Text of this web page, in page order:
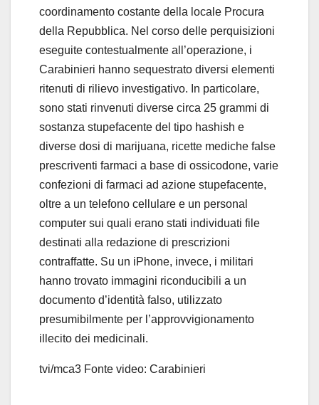
d
e
o
coordinamento costante della locale Procura
della Repubblica. Nel corso delle perquisizioni
eseguite contestualmente all’operazione, i
Carabinieri hanno sequestrato diversi elementi
ritenuti di rilievo investigativo. In particolare,
sono stati rinvenuti diverse circa 25 grammi di
sostanza stupefacente del tipo hashish e
diverse dosi di marijuana, ricette mediche false
prescriventi farmaci a base di ossicodone, varie
confezioni di farmaci ad azione stupefacente,
oltre a un telefono cellulare e un personal
computer sui quali erano stati individuati file
destinati alla redazione di prescrizioni
contraffatte. Su un iPhone, invece, i militari
hanno trovato immagini riconducibili a un
documento d’identità falso, utilizzato
presumibilmente per l’approvvigionamento
illecito dei medicinali.
tvi/mca3 Fonte video: Carabinieri